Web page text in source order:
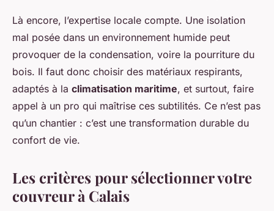
Là encore, l’expertise locale compte. Une isolation
mal posée dans un environnement humide peut
provoquer de la condensation, voire la pourriture du
bois. Il faut donc choisir des matériaux respirants,
adaptés à la climatisation maritime, et surtout, faire
appel à un pro qui maîtrise ces subtilités. Ce n’est pas
qu’un chantier : c’est une transformation durable du
confort de vie.
Les critères pour sélectionner votre
couvreur à Calais